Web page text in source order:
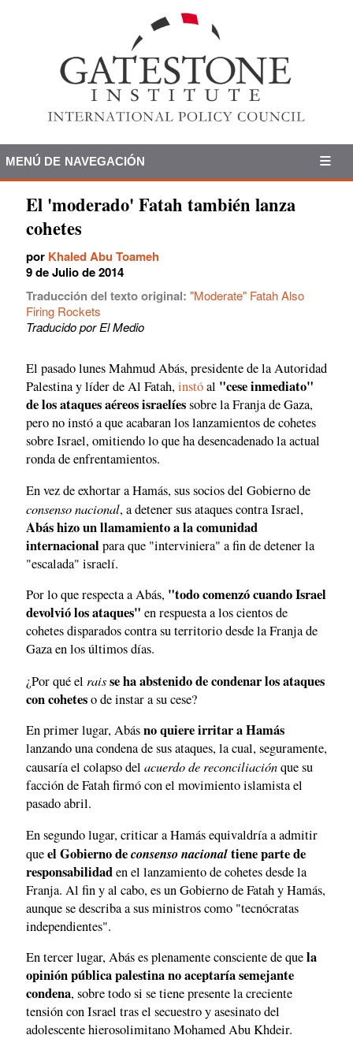
MENÚ DE NAVEGACIÓN
El 'moderado' Fatah también lanza
cohetes
por Khaled Abu Toameh
9 de Julio de 2014
Traducción del texto original: "Moderate" Fatah Also
Firing Rockets
Traducido por El Medio
El pasado lunes Mahmud Abás, presidente de la Autoridad
Palestina y líder de Al Fatah,instóal "cese inmediato"
de los ataques aéreos israelíessobre la Franja de Gaza,
pero no instó a que acabaran los lanzamientos de cohetes
sobre Israel, omitiendo lo que ha desencadenado la actual
ronda de enfrentamientos.
En vez de exhortar a Hamás, sus socios del Gobierno de
consenso nacional, a detener sus ataques contra Israel,
Abás hizo un llamamiento a la comunidad
internacional para que "interviniera" a fin de detener la
"escalada" israelí.
Por lo que respecta a Abás, "todo comenzó cuando Israel
devolvió los ataques" en respuesta a los cientos de
cohetes disparados contra su territorio desde la Franja de
Gaza en los últimos días.
¿Por qué el raisse ha abstenido de condenar los ataques
con coheteso de instar a su cese?
En primer lugar, Abásno quiere irritar a Hamás
lanzando una condena de sus ataques, la cual, seguramente,
causaría el colapso del acuerdo de reconciliaciónque su
facción de Fatah firmó con el movimiento islamista el
pasado abril.
En segundo lugar, criticar a Hamás equivaldría a admitir
queel Gobierno deconsenso nacionaltiene parte de
responsabilidaden el lanzamiento de cohetes desde la
Franja. Al fin y al cabo, es un Gobierno de Fatah y Hamás,
aunque se describa a sus ministros como "tecnócratas
independientes".
En tercer lugar, Abás es plenamente consciente de quela
opinión pública palestina no aceptaría semejante
condena, sobre todo si se tiene presente la creciente
tensión con Israel tras el secuestro y asesinato del
adolescente hierosolimitano Mohamed Abu Khdeir.